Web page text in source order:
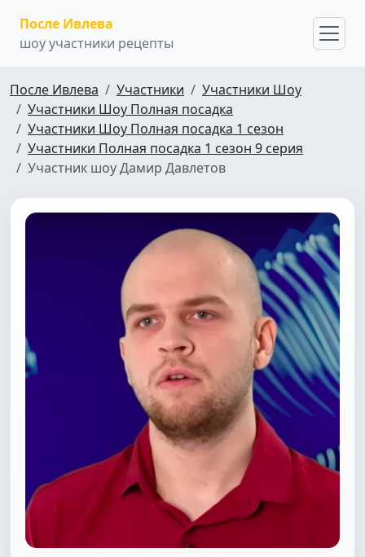
После Ивлева
шоу участники рецепты
После Ивлева Участники
Участники Шоу
Участники Шоу Полная посадка
Участники Шоу Полная посадка 1 сезон
Участники Полная посадка 1 сезон 9 серия
Участник шоу Дамир Давлетов